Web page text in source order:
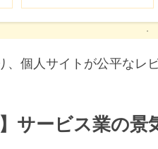
個人サイトが公平なレ
サービス業の景